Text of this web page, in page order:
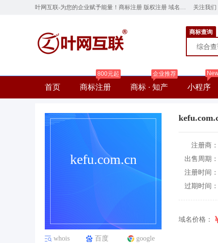
叶网互联-为您的企业赋予能量！商标注册 版权注册 域名注册 云服务器 网站建设 ye.cn 关注我们
商标查询
综合查
首页 商标注册
800元起
商标 · 知产
企业推荐
小程序
kefu.com.cn
whois 百度 google
注册商：
出售周期：
注册时间：
过期时间：
域名价格：